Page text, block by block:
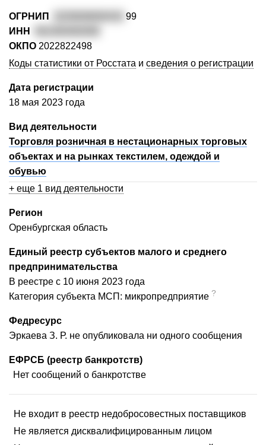
ОГРНИП
99
ИНН
ОКПО 2022822498
Коды статистики от Росстата и сведения о регистрации
Дата регистрации
18 мая 2023 года
Вид деятельности
Торговля розничная в нестационарных торговых
объектах и на рынках текстилем, одеждой и
обувью
+ еще 1 вид деятельности
Регион
Оренбургская область
Единый реестр субъектов малого и среднего
предпринимательства
В реестре с 10 июня 2023 года
Категория субъекта МСП: микропредприятие ?
Федресурс
Эркаева З. Р. не опубликовала ни одного сообщения
ЕФРСБ (реестр банкротств)
Нет сообщений о банкротстве
Не входит в реестр недобросовестных поставщиков
Не является дисквалифицированным лицом